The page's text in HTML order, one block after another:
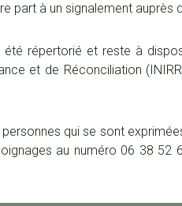
part à un signalement auprès
été répertorié et reste à
et de Réconciliation
qui se sont
au numéro 06 38 52